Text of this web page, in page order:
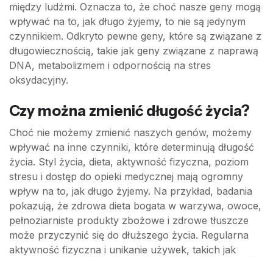
między ludźmi. Oznacza to, że choć nasze geny mogą
wpływać na to, jak długo żyjemy, to nie są jedynym
czynnikiem. Odkryto pewne geny, które są związane z
długowiecznością, takie jak geny związane z naprawą
DNA, metabolizmem i odpornością na stres
oksydacyjny.
Czy można zmienić długość życia?
Choć nie możemy zmienić naszych genów, możemy
wpływać na inne czynniki, które determinują długość
życia. Styl życia, dieta, aktywność fizyczna, poziom
stresu i dostęp do opieki medycznej mają ogromny
wpływ na to, jak długo żyjemy. Na przykład, badania
pokazują, że zdrowa dieta bogata w warzywa, owoce,
pełnoziarniste produkty zbożowe i zdrowe tłuszcze
może przyczynić się do dłuższego życia. Regularna
aktywność fizyczna i unikanie używek, takich jak